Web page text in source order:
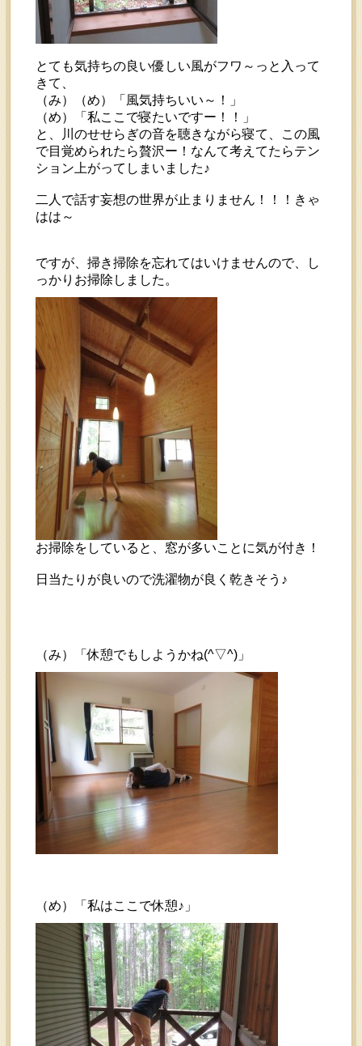
とても気持ちの良い優しい風がフワ～っと入って
きて、
（み）（め）「風気持ちいい～！」
（め）「私ここで寝たいですー！！」
と、川のせせらぎの音を聴きながら寝て、この風
で目覚められたら贅沢ー！なんて考えてたらテン
ション上がってしまいました♪
二人で話す妄想の世界が止まりません！！！きゃ
はは～
ですが、掃き掃除を忘れてはいけませんので、し
っかりお掃除しました。
お掃除をしていると、窓が多いことに気が付き！
日当たりが良いので洗濯物が良く乾きそう♪
（み）「休憩でもしようかね(^▽^)」
（め）「私はここで休憩♪」